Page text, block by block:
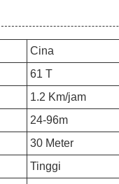
Cina
61 T
1.2 Km/jam
24-96m
30 Meter
Tinggi